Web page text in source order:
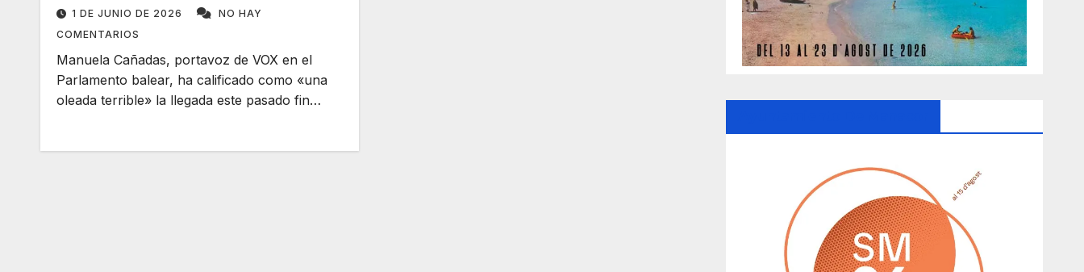
1 DE JUNIO DE 2026
NO HAY
COMENTARIOS
Manuela Cañadas, portavoz de VOX en el
Parlamento balear, ha calificado como «una
oleada terrible» la llegada este pasado fin…